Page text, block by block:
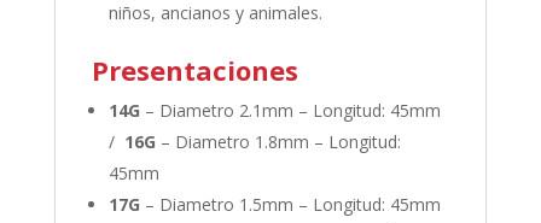
niños, ancianos y animales.
Presentaciones
14G – Diametro 2.1mm – Longitud: 45mm
/ 16G – Diametro 1.8mm – Longitud:
45mm
17G – Diametro 1.5mm – Longitud: 45mm